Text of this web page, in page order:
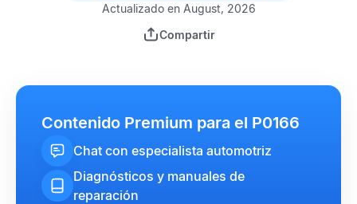
Actualizado en August, 2026
Compartir
Contenido Premium para el P0166
Chat con especialista automotriz
Diagnósticos y manuales de
reparación